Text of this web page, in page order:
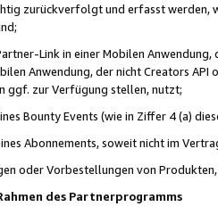
zurückverfolgt und erfasst werden,
Link in einer Mobilen
Anwendung, der nicht Creators
ggf. zur Verfügung stellen, nutzt;
Bounty Events (wie in Ziffer 4 (a)
Abonnements, soweit nicht im
oder Vorbestellungen von
des Partnerprogramms